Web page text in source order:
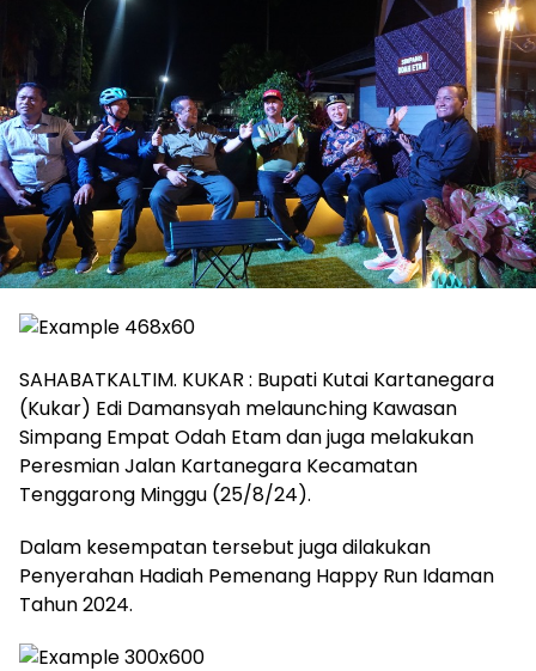
SAHABATKALTIM. KUKAR : Bupati Kutai Kartanegara
(Kukar) Edi Damansyah melaunching Kawasan
Simpang Empat Odah Etam dan juga melakukan
Peresmian Jalan Kartanegara Kecamatan
Tenggarong Minggu (25/8/24).
Dalam kesempatan tersebut juga dilakukan
Penyerahan Hadiah Pemenang Happy Run Idaman
Tahun 2024.